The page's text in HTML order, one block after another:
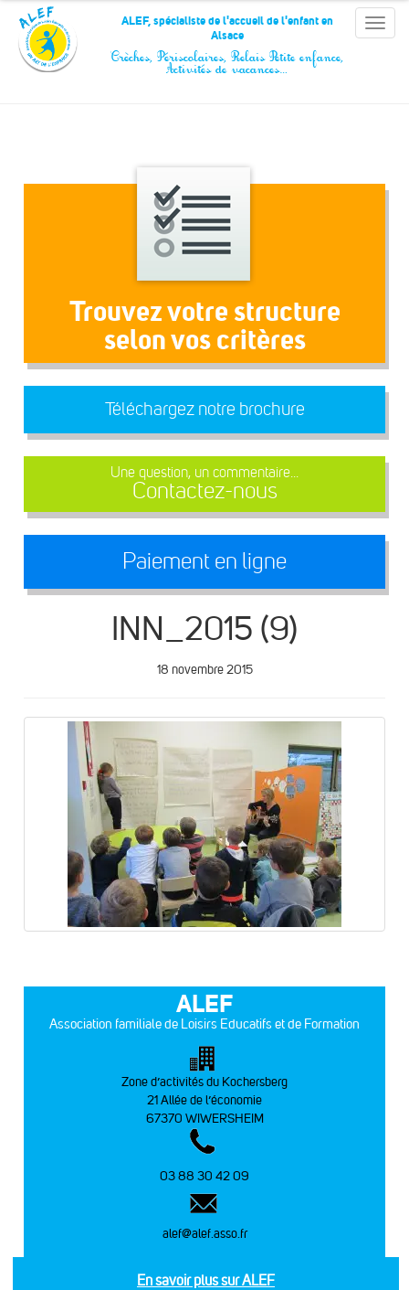
Panneau de gestion des cookies
Toggle
ALEF, spécialiste de l'accueil de l'enfant en
Alsace
Crèches, Périscolaires, Relais Petite enfance,
Activités de vacances…
Trouvez votre structure
selon vos critères
Téléchargez notre brochure
Une question, un commentaire...
Contactez-nous
Paiement en ligne
INN_2015 (9)
18 novembre 2015
ALEF
Association familiale de Loisirs Educatifs et de Formation
Zone d’activités du Kochersberg
21 Allée de l’économie
67370 WIWERSHEIM
03 88 30 42 09
alef@alef.asso.fr
En savoir plus sur ALEF